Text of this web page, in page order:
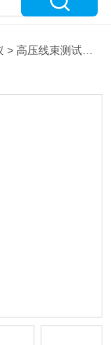
>高压线束测试台